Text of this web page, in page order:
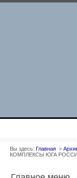
Вы здесь: Главная >
КОМПЛЕКСЫ ЮГА